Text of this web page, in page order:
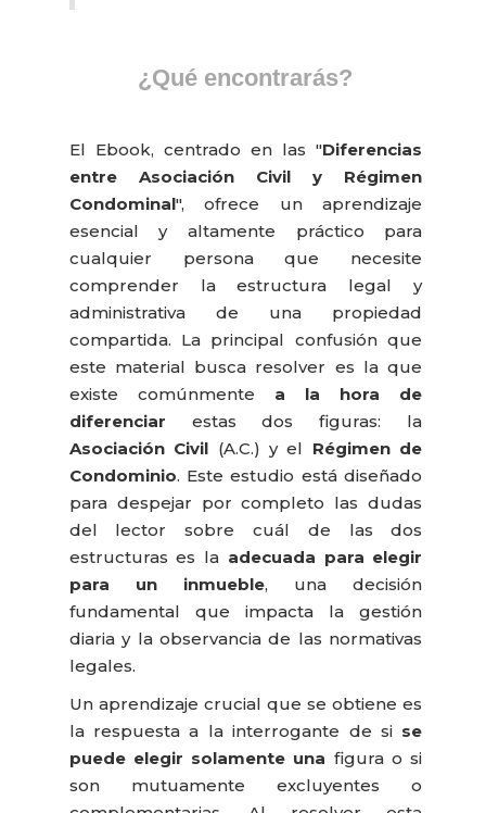
¿Qué encontrarás?
El Ebook, centrado en las "Diferencias
entre Asociación Civil y Régimen
Condominal", ofrece un aprendizaje
esencial y altamente práctico para
cualquier persona que necesite
comprender la estructura legal y
administrativa de una propiedad
compartida. La principal confusión que
este material busca resolver es la que
existe comúnmente a la hora de
diferenciar estas dos figuras: la
Asociación Civil (A.C.) y el Régimen de
Condominio. Este estudio está diseñado
para despejar por completo las dudas
del lector sobre cuál de las dos
estructuras es la adecuada para elegir
para un inmueble, una decisión
fundamental que impacta la gestión
diaria y la observancia de las normativas
legales.
Un aprendizaje crucial que se obtiene es
la respuesta a la interrogante de si se
puede elegir solamente una figura o si
son mutuamente excluyentes o